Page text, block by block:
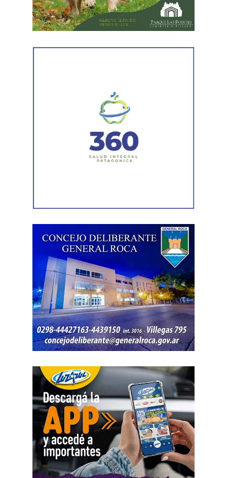
revisión administrativa».
será tratado este jueves por la Legislatura provincial.
La funcionaria sostuvo además que la iniciativa no solo
representa una solución para los agentes que se
encuentren en condiciones de acceder a la estabilidad,
sino que también busca garantizar que el procedimiento